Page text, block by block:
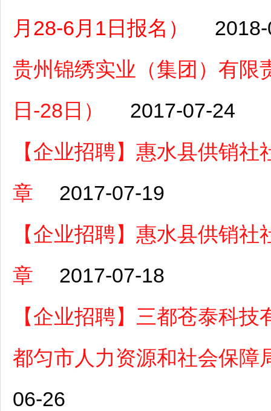
月28-6月1日报名）
贵州锦绣实业（集团）有限
日-28日）
2017-07-24
【企业招聘】惠水县供销
章
2017-07-19
【企业招聘】惠水县供销
章
2017-07-18
【企业招聘】三都苍泰科
都匀市人力资源和社会保障
06-26